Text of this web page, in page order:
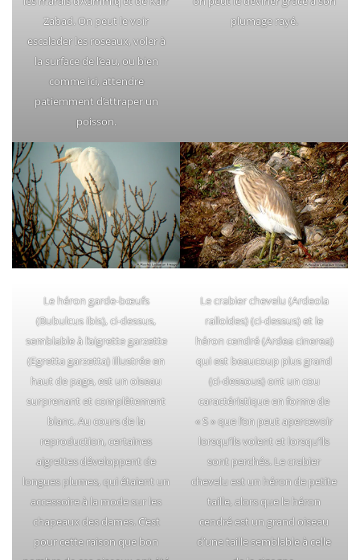
Zabad. On peut le voir
escalader les roseaux, voler à
la surface de l’eau, ou bien
comme ici, attendre
patiemment d’attraper un
poisson.
plumage rayé.
Le héron garde-bœufs
(Bubulcus ibis), ci-dessus,
semblable à l’aigrette garzette
(Egretta garzetta) illustrée en
haut de page, est un oiseau
surprenant et complètement
blanc. Au cours de la
reproduction, certaines
aigrettes développent de
longues plumes, qui étaient un
accessoire à la mode sur les
chapeaux des dames. C’est
pour cette raison que bon
Le crabier chevelu (Ardeola
ralloides) (ci-dessus) et le
héron cendré (Ardea cinerea)
qui est beaucoup plus grand
(ci-dessous) ont un cou
caractéristique en forme de
« S » que l’on peut apercevoir
lorsqu’ils volent et lorsqu’ils
sont perchés. Le crabier
chevelu est un héron de petite
taille, alors que le héron
cendré est un grand oiseau
d’une taille semblable à celle